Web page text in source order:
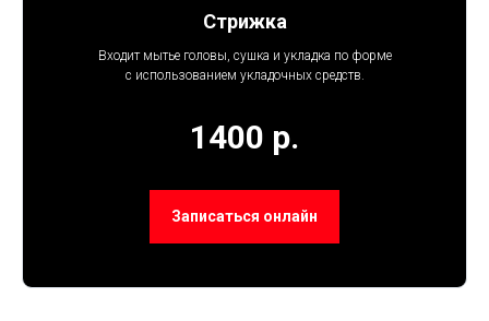
Стрижка
Входит мытье головы, сушка и укладка по форме
с использованием укладочных средств.
1400 р.
Записаться онлайн